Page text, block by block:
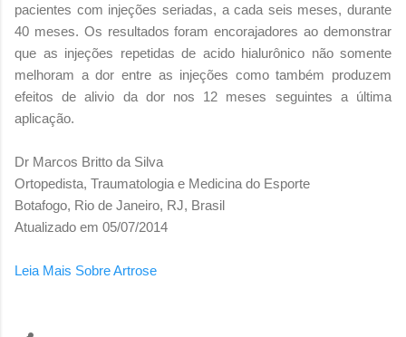
pacientes com injeções seriadas, a cada seis meses, durante
40 meses. Os resultados foram encorajadores ao demonstrar
que as injeções repetidas de acido hialurônico não somente
melhoram a dor entre as injeções como também produzem
efeitos de alivio da dor nos 12 meses seguintes a última
aplicação.
Dr Marcos Britto da Silva
Ortopedista, Traumatologia e Medicina do Esporte
Botafogo, Rio de Janeiro, RJ, Brasil
Atualizado em 05/07/2014
Leia Mais Sobre Artrose